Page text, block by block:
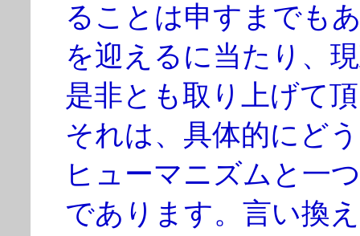
ることは申すまでも
を迎えるに当たり、
是非とも取り上げて
それは、具体的にど
ヒューマニズムと一
であります。言い換